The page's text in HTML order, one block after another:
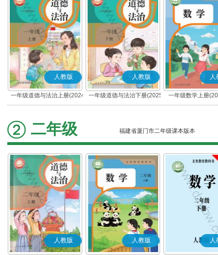
人教版
一年级道德与法治上册(2024
秋版)(部编版)
人教版
一年级道德与法治下册(2025
春版)(部编版)
人
一年级数学上册
二年级 福建省厦门市二年级课本版本
人教版 人教版 人